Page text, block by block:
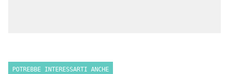
POTREBBE INTERESSARTI ANCHE